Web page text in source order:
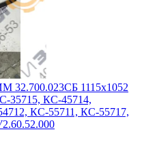
32.700.023СБ 1115х1052
35715, КС-45714,
КС-55711, КС-55717,